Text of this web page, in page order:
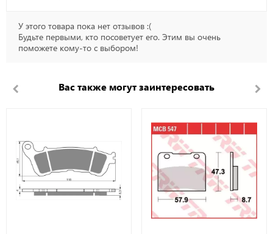
У этого товара пока нет отзывов :(
Будьте первыми, кто посоветует его. Этим вы очень
поможете кому-то с выбором!
Вас также могут заинтересовать